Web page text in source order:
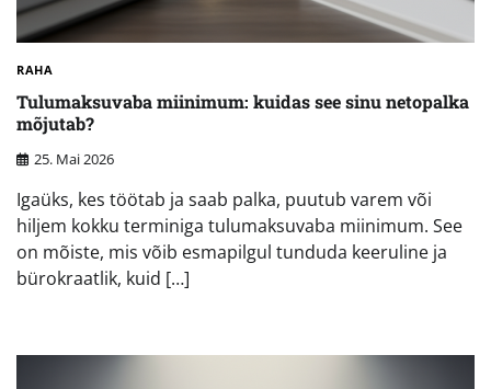
RAHA
Tulumaksuvaba miinimum: kuidas see sinu netopalka
mõjutab?
25. Mai 2026
Igaüks, kes töötab ja saab palka, puutub varem või
hiljem kokku terminiga tulumaksuvaba miinimum. See
on mõiste, mis võib esmapilgul tunduda keeruline ja
bürokraatlik, kuid […]